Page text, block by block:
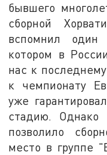
бывшего
сборной
вспомнил один
котором в
нас к
к чемпионату
уже
стадию. Однако
позволило
место в группе